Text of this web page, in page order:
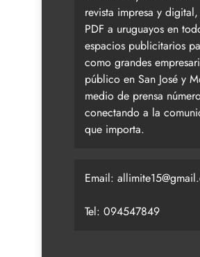
revista impresa y
PDF a uruguayos en
espacios publicitarios
como grandes
público en San José y
medio de prensa
conectando a la
que importa.
Email:
Tel: 094547849